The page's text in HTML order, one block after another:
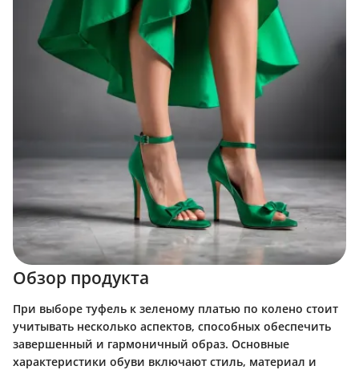
Обзор продукта
При выборе туфель к зеленому платью по колено стоит
учитывать несколько аспектов, способных обеспечить
завершенный и гармоничный образ. Основные
характеристики обуви включают стиль, материал и